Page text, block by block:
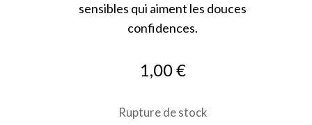
sensibles qui aiment les douces
confidences.
1,00€
Rupture de stock